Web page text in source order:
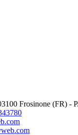
Frosinone (FR) -